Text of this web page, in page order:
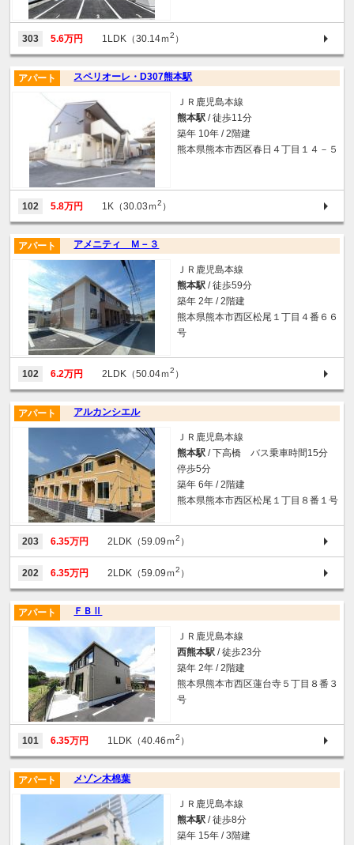
303 5.6万円 1LDK（30.14ｍ2 ）
スペリオーレ・D307熊本駅
アパート
ＪＲ鹿児島本線
熊本駅 / 徒歩11分
築年 10年 / 2階建
熊本県熊本市西区春日４丁目１４－５
102 5.8万円 1K（30.03ｍ2 ）
アメニティ Ｍ－３
アパート
ＪＲ鹿児島本線
熊本駅 / 徒歩59分
築年 2年 / 2階建
熊本県熊本市西区松尾１丁目４番６６
号
102 6.2万円 2LDK（50.04ｍ2 ）
アルカンシエル
アパート
ＪＲ鹿児島本線
熊本駅 / 下高橋 バス乗車時間15分
停歩5分
築年 6年 / 2階建
熊本県熊本市西区松尾１丁目８番１号
203 6.35万円 2LDK（59.09ｍ2 ）
202 6.35万円 2LDK（59.09ｍ2 ）
ＦＢⅡ
アパート
ＪＲ鹿児島本線
西熊本駅 / 徒歩23分
築年 2年 / 2階建
熊本県熊本市西区蓮台寺５丁目８番３
号
101 6.35万円 1LDK（40.46ｍ2 ）
メゾン木棉葉
アパート
ＪＲ鹿児島本線
熊本駅 / 徒歩8分
築年 15年 / 3階建